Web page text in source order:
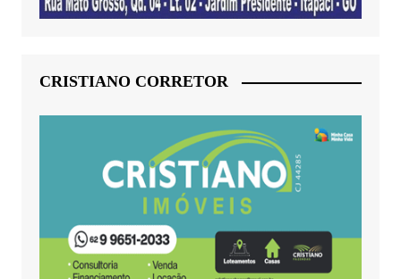
CRISTIANO CORRETOR